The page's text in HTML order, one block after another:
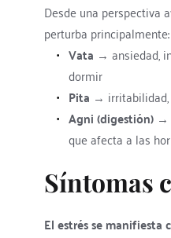
Desde una perspectiva
perturba principalmente:
Vata → ansiedad,
dormir
Pita →
Agni (digestión) →
que afecta a las
Síntomas
El estrés se